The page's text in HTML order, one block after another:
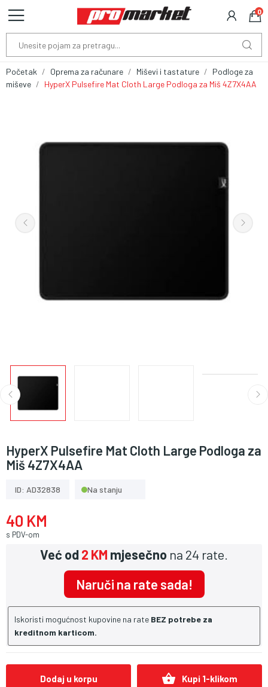
0
Početak Oprema za računare Miševi i tastature
Podloge za
miševe
HyperX Pulsefire Mat Cloth Large Podloga za Miš 4Z7X4AA
HyperX Pulsefire Mat Cloth Large Podloga za
Miš 4Z7X4AA
ID: AD32838 Na stanju
40 KM
s PDV-om
Već od2 KM mjesečno na 24 rate.
Naruči na rate sada!
Iskoristi mogućnost kupovine na rate BEZ potrebe za
kreditnom karticom.
Dodaj u korpu shopping_basket Kupi 1-klikom